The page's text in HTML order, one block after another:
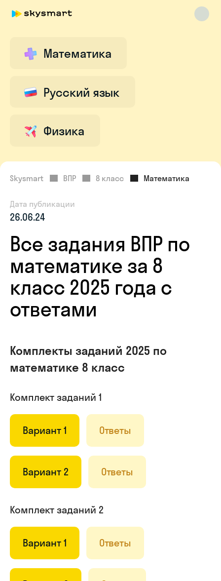
Математика
Русский язык
Физика
Skysmart ВПР 8 класс Математика
Дата публикации
26.06.24
Все задания ВПР по
математике за 8
класс 2025 года с
ответами
Комплекты заданий 2025 по
математике 8 класс
Комплект заданий 1
Вариант 1 Ответы
Вариант 2 Ответы
Комплект заданий 2
Вариант 1 Ответы
Skysmart Chat